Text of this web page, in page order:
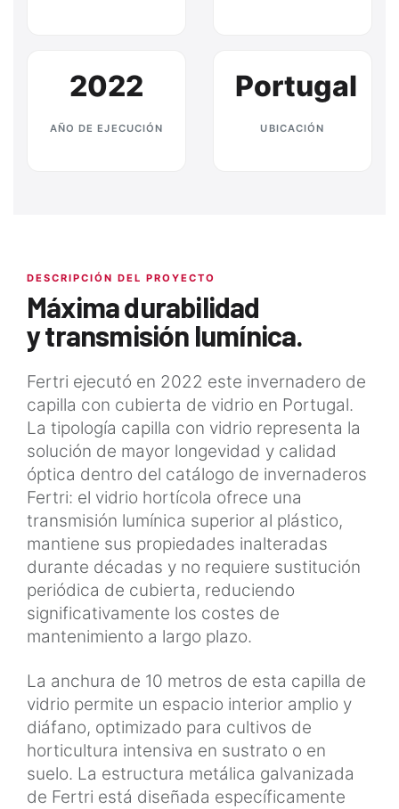
2022
AÑO DE EJECUCIÓN
Portugal
UBICACIÓN
DESCRIPCIÓN DEL PROYECTO
Máxima durabilidad
y transmisión lumínica.
Fertri ejecutó en 2022 este invernadero de
capilla con cubierta de vidrio en Portugal.
La tipología capilla con vidrio representa la
solución de mayor longevidad y calidad
óptica dentro del catálogo de invernaderos
Fertri: el vidrio hortícola ofrece una
transmisión lumínica superior al plástico,
mantiene sus propiedades inalteradas
durante décadas y no requiere sustitución
periódica de cubierta, reduciendo
significativamente los costes de
mantenimiento a largo plazo.
La anchura de 10 metros de esta capilla de
vidrio permite un espacio interior amplio y
diáfano, optimizado para cultivos de
horticultura intensiva en sustrato o en
suelo. La estructura metálica galvanizada
de Fertri está diseñada específicamente